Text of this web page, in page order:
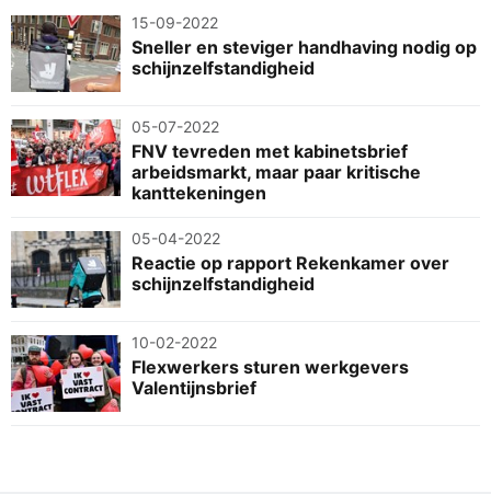
15-09-2022
Sneller en steviger handhaving nodig op
schijnzelfstandigheid
05-07-2022
FNV tevreden met kabinetsbrief
arbeidsmarkt, maar paar kritische
kanttekeningen
05-04-2022
Reactie op rapport Rekenkamer over
schijnzelfstandigheid
10-02-2022
Flexwerkers sturen werkgevers
Valentijnsbrief